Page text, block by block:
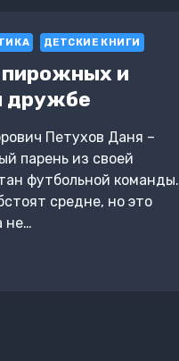
ДЕТСКИЕ КНИГИ
пирожных и
дружбе
Петухов Даня –
парень из своей
футбольной команды.
средне, но это
не…